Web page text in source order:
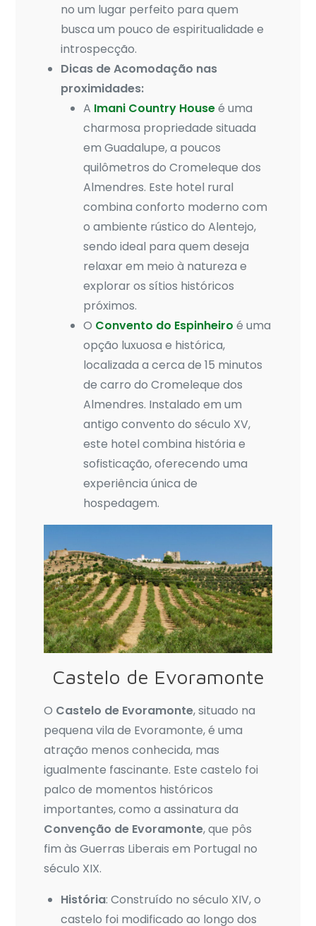
no um lugar perfeito para quem
busca um pouco de espiritualidade e
introspecção.
Dicas de Acomodação nas
proximidades:
A Imani Country Houseé uma
charmosa propriedade situada
em Guadalupe, a poucos
quilômetros do Cromeleque dos
Almendres. Este hotel rural
combina conforto moderno com
o ambiente rústico do Alentejo,
sendo ideal para quem deseja
relaxar em meio à natureza e
explorar os sítios históricos
próximos.
O Convento do Espinheiro é uma
opção luxuosa e histórica,
localizada a cerca de 15 minutos
de carro do Cromeleque dos
Almendres. Instalado em um
antigo convento do século XV,
este hotel combina história e
sofisticação, oferecendo uma
experiência única de
hospedagem.
Castelo de Evoramonte
O Castelo de Evoramonte, situado na
pequena vila de Evoramonte, é uma
atração menos conhecida, mas
igualmente fascinante. Este castelo foi
palco de momentos históricos
importantes, como a assinatura da
Convenção de Evoramonte, que pôs
fim às Guerras Liberais em Portugal no
século XIX.
História: Construído no século XIV, o
castelo foi modificado ao longo dos